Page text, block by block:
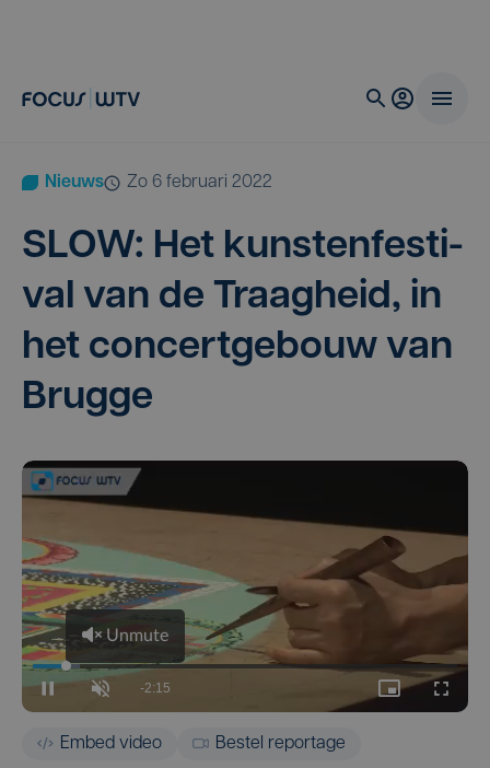
Nieuws zo 6 februari 2022
SLOW: Het kun­sten­fes­ti­
val van de Traag­heid, in
het con­cert­ge­bouw van
Brugge
Embed video Bestel reportage